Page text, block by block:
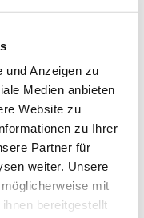
und Anzeigen zu
Medien anbieten
Website zu
zu Ihrer
Partner für
weiter. Unsere
mit
bereitgestellt